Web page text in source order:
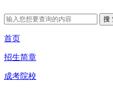
首页
招生简章
成考院校